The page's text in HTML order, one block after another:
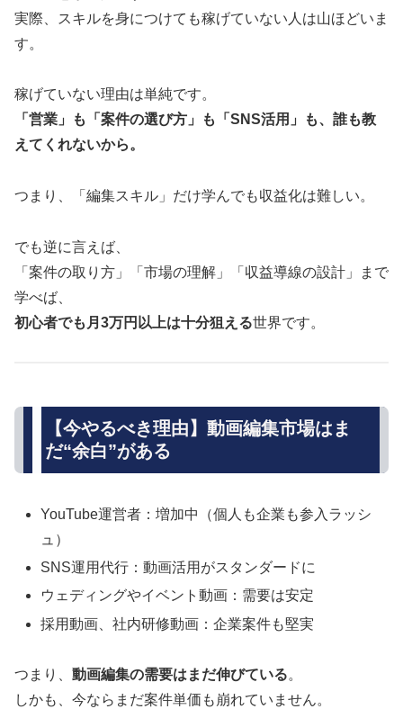
実際、スキルを身につけても稼げていない人は山ほどいま
す。
稼げていない理由は単純です。
「営業」も「案件の選び方」も「SNS活用」も、誰も教
えてくれないから。
つまり、「編集スキル」だけ学んでも収益化は難しい。
でも逆に言えば、
「案件の取り方」「市場の理解」「収益導線の設計」まで
学べば、
初心者でも月3万円以上は十分狙える世界です。
【今やるべき理由】動画編集市場はま
だ“余白”がある
YouTube運営者：増加中（個人も企業も参入ラッシ
ュ）
SNS運用代行：動画活用がスタンダードに
ウェディングやイベント動画：需要は安定
採用動画、社内研修動画：企業案件も堅実
つまり、 動画編集の需要はまだ伸びている。
しかも、今ならまだ案件単価も崩れていません。